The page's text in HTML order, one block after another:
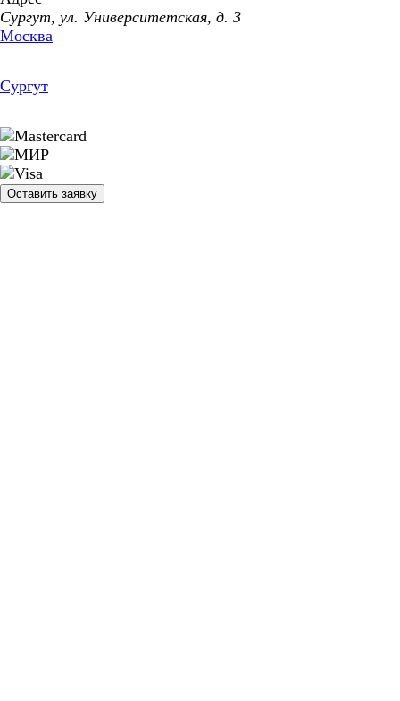
Сургут, ул. Университетская, д. 3
Москва
Сургут
Оставить заявку